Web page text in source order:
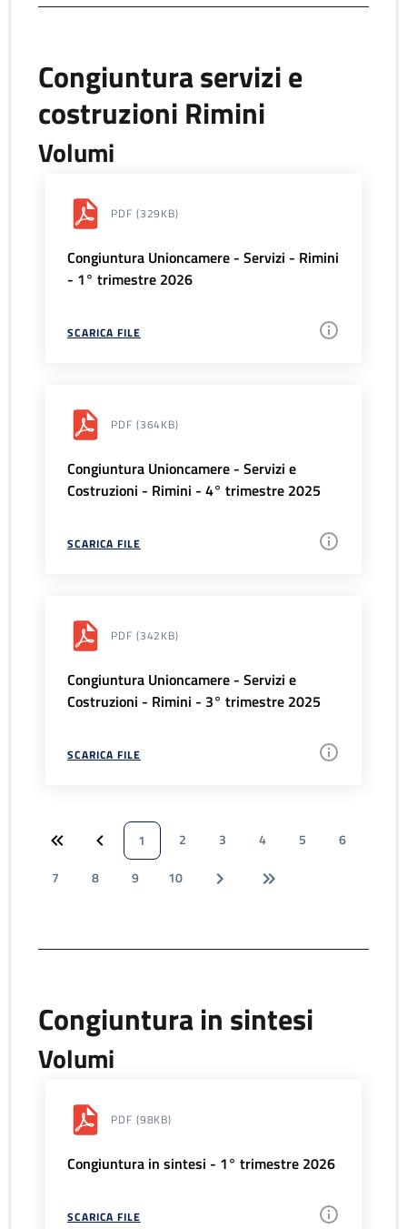
Congiuntura servizi e
costruzioni Rimini
Volumi
PDF (329KB)
Congiuntura Unioncamere - Servizi - Rimini
- 1° trimestre 2026
SCARICA FILE
PDF (364KB)
Congiuntura Unioncamere - Servizi e
Costruzioni - Rimini - 4° trimestre 2025
SCARICA FILE
PDF (342KB)
Congiuntura Unioncamere - Servizi e
Costruzioni - Rimini - 3° trimestre 2025
SCARICA FILE
1 2 3 4 5
6
7
8 9 10
Congiuntura in sintesi
Volumi
PDF (98KB)
Congiuntura in sintesi - 1° trimestre 2026
SCARICA FILE